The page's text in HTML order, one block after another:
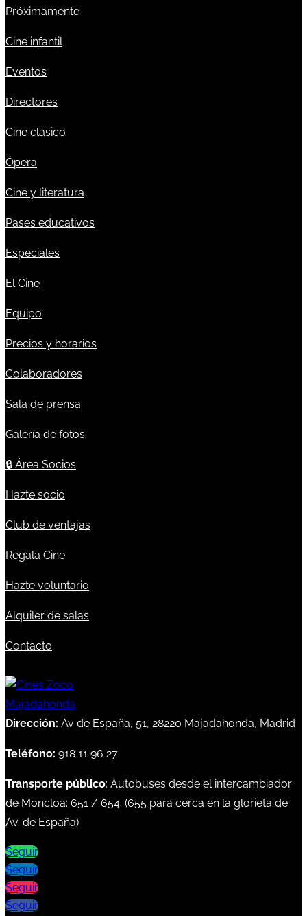
Próximamente
Cine infantil
Eventos
Directores
Cine clásico
Ópera
Cine y literatura
Pases educativos
Especiales
El Cine
Equipo
Precios y horarios
Colaboradores
Sala de prensa
Galería de fotos
🔒 Área Socios
Hazte socio
Club de ventajas
Regala Cine
Hazte voluntario
Alquiler de salas
Contacto
Dirección: Av de España, 51, 28220 Majadahonda, Madrid
Teléfono: 918 11 96 27
Transporte público: Autobuses desde el intercambiador
de Moncloa: 651 / 654. (655 para cerca en la glorieta de
Av. de España)
Seguir
Seguir
Seguir
Seguir